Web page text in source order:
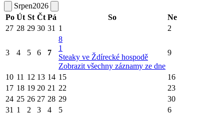
Srpen2026
Po Út St Čt Pá So
Ne
27 28 29 30 31 1 2
3 4 5 6 7
8
1
Steaky ve Ždírecké hospodě
Zobrazit všechny záznamy ze dne
9
10 11 12 13 14 15
16
17 18 19 20 21 22
23
24 25 26 27 28 29
30
31 1 2 3 4 5 6